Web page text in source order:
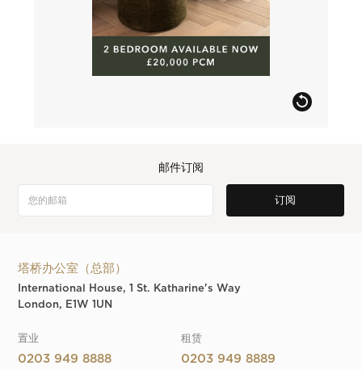
邮件订阅
塔桥办公室（总部）
International House, 1 St. Katharine's Way
London, E1W 1UN
置业
0203 949 8888
租赁
0203 949 8889